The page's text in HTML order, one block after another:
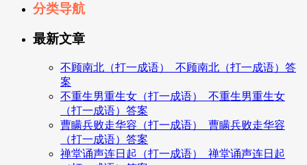
分类导航
最新文章
不顾南北（打一成语）_不顾南北（打一成语）答
案
不重生男重生女（打一成语）_不重生男重生女
（打一成语）答案
曹瞒兵败走华容（打一成语）_曹瞒兵败走华容
（打一成语）答案
禅堂诵声连日起（打一成语）_禅堂诵声连日起